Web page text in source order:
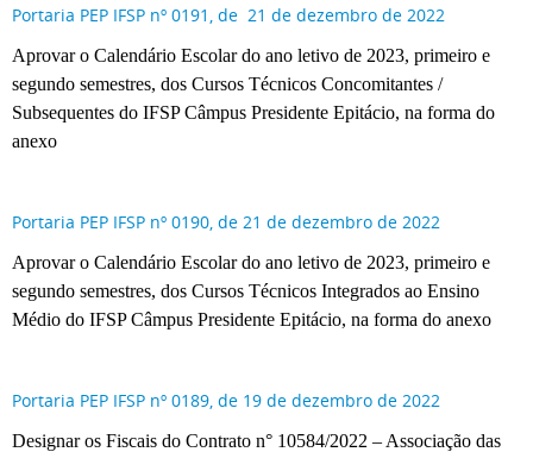
Portaria PEP IFSP nº 0191, de 21 de dezembro de 2022
Aprovar o Calendário Escolar do ano letivo de 2023, primeiro e
segundo semestres, dos Cursos Técnicos Concomitantes /
Subsequentes do IFSP Câmpus Presidente Epitácio, na forma do
anexo
Portaria PEP IFSP nº 0190, de 21 de dezembro de 2022
Aprovar o Calendário Escolar do ano letivo de 2023, primeiro e
segundo semestres, dos Cursos Técnicos Integrados ao Ensino
Médio do IFSP Câmpus Presidente Epitácio, na forma do anexo
Portaria PEP IFSP nº 0189, de 19 de dezembro de 2022
Designar os Fiscais do Contrato n° 10584/2022 – Associação das